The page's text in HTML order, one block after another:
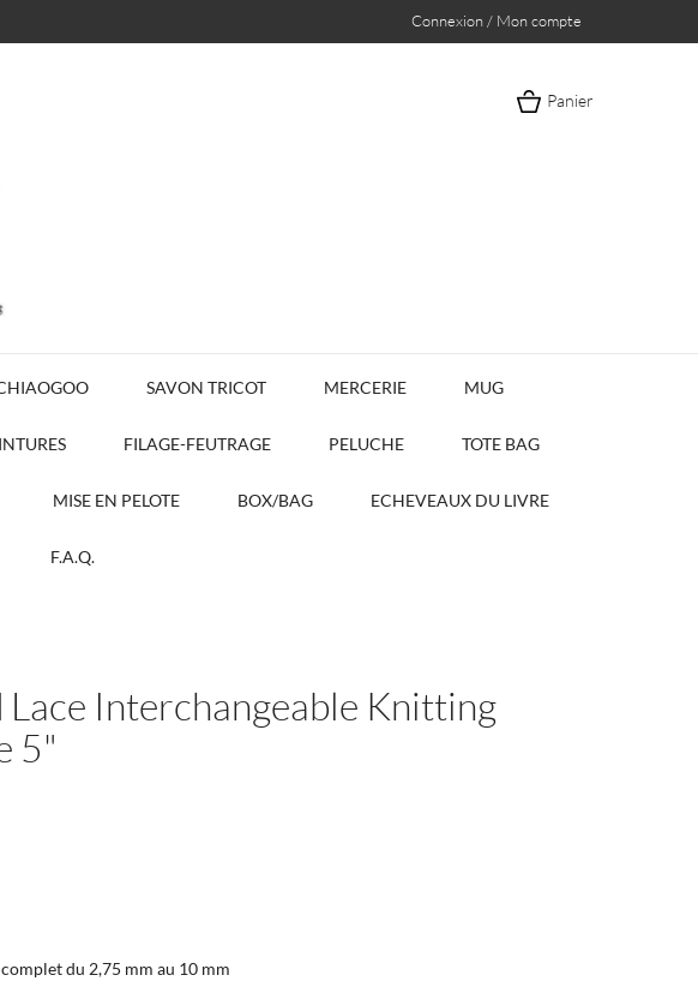
Connexion / Mon compte
Panier
SAVON TRICOT MERCERIE MUG
FILAGE-FEUTRAGE PELUCHE TOTE BAG
MISE EN PELOTE BOX/BAG ECHEVEAUX DU LIVRE
F.A.Q.
Lace Interchangeable Knitting
5"
du 2,75 mm au 10 mm